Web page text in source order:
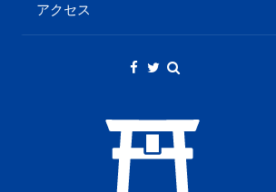
アクセス